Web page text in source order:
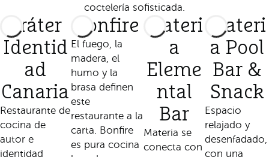
coctelería sofisticada.
Cráter
Identid
ad
Canaria
Restaurante de
cocina de
autor e
identidad
Bonfire
El fuego, la
madera, el
humo y la
brasa definen
este
restaurante a la
carta. Bonfire
es pura cocina
Materi
a
Eleme
ntal
Bar
Materia se
conecta con
Materi
a Pool
Bar &
Snack
Espacio
relajado y
desenfadado,
con una